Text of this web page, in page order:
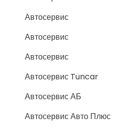
Автосервис
Автосервис
Автосервис
Автосервис Tuncar
Автосервис АБ
Автосервис Авто Плюс